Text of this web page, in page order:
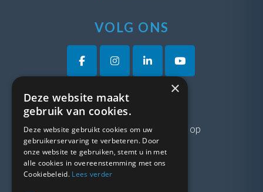
VOLG ONS
VRAGEN?
Neem gerustcontactmet ons op
LINKS
×
Deze website maakt
gebruik van cookies.
Deze website gebruikt cookies om uw
gebruikerservaring te verbeteren. Door
onze website te gebruiken, stemt u in met
alle cookies in overeenstemming met ons
Cookiebeleid. Lees verder